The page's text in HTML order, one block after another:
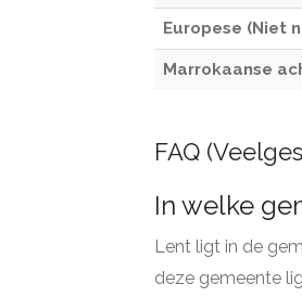
Europese (Niet
Marrokaanse
FAQ
In welke
Lent ligt in de
deze gemeente